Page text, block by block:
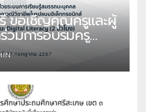
ขอเชิญคุณครูและผู้
วมการอบรมครู
หลักสูตร การ
Literacy
ดโดย สถาบัน
ค์การมหาชน)